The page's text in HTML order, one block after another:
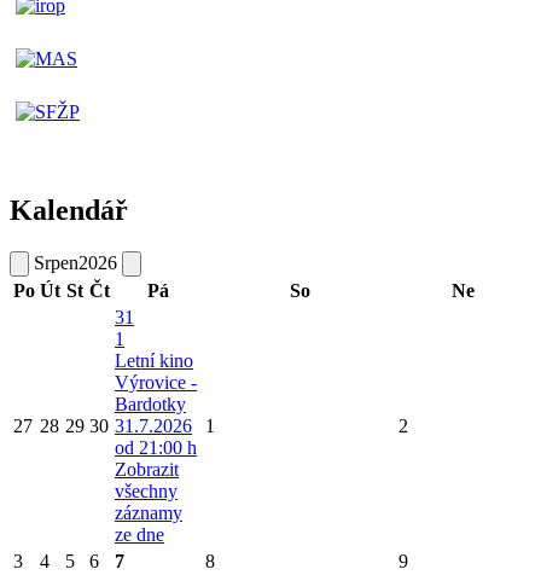
Kalendář
Srpen2026
Po Út St Čt Pá So Ne
27 28 29 30
31
1
Letní kino
Výrovice -
Bardotky
31.7.2026
od 21:00 h
Zobrazit
všechny
záznamy
ze dne
1 2
3 4 5 6 7 8 9